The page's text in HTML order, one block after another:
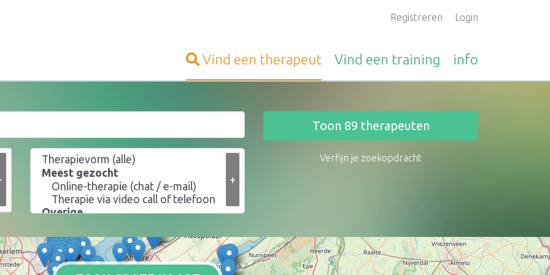
Registreren Login
Vind een therapeut Vind een training info
+
Toon 89 therapeuten
Verfijn je zoekopdracht